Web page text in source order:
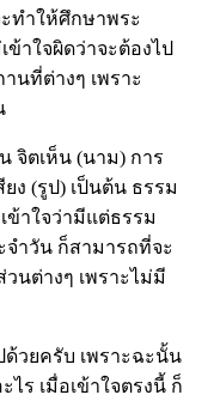
ทำให้ศึกษาพระ
าใจผิดว่าจะต้องไป
นที่ต่างๆ เพราะ
จิตเห็น (นาม) การ
ง (รูป) เป็นต้น ธรรม
ข้าใจว่ามีแต่ธรรม
ำวัน ก็สามารถที่จะ
นต่างๆ เพราะไม่มี
วยครับ เพราะฉะนั้น
ไร เมื่อเข้าใจตรงนี้ ก็